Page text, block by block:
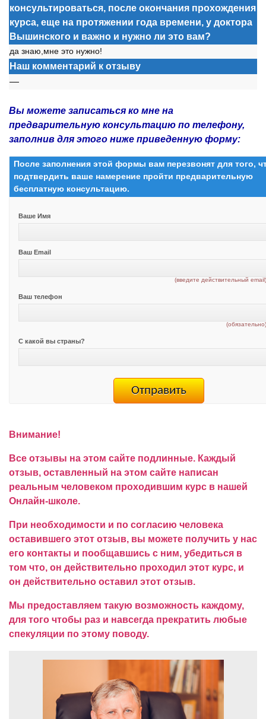
консультироваться, после окончания прохождения
курса, еще на протяжении года времени, у доктора
Вышинского и важно и нужно ли это вам?
да знаю,мне это нужно!
Наш комментарий к отзыву
—
Вы можете записаться ко мне на
предварительную консультацию по телефону,
заполнив для этого ниже приведенную форму:
После заполнения этой формы вам перезвонят для того,
подтвердить ваше намерение пройти предварительную
бесплатную консультацию.
Ваше Имя
Ваш Email
(введите действительный
Ваш телефон
С какой вы страны?
Внимание!
Все отзывы на этом сайте подлинные. Каждый
отзыв, оставленный на этом сайте написан
реальным человеком проходившим курс в нашей
Онлайн-школе.
При необходимости и по согласию человека
оставившего этот отзыв, вы можете получить у нас
его контакты и пообщавшись с ним, убедиться в
том что, он действительно проходил этот курс, и
он действительно оставил этот отзыв.
Мы предоставляем такую возможность каждому,
для того чтобы раз и навсегда прекратить любые
спекуляции по этому поводу.